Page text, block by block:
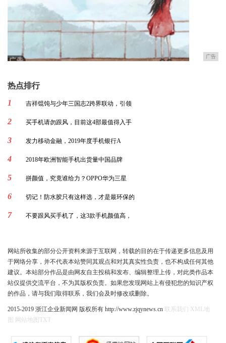
广告
热点排行
1
吉祥馄饨与少年三国志2跨界联动，引领
2 买手机请勿跟风，目前这4部最值得入手
3 发力移动金融，2019年度手机银行A
4 2018年欧洲智能手机出货量中国品牌
5 拼颜值，究竟谁给力？OPPO华为三星
6 切记！防水胶只有这样选，才是最环保的
7 不要跟风买手机了，这3款手机颜值高，
网站所收集的部分公开资料来源于互联网，转载的目的在于传递更多信息及用
于网络分享，并不代表本站赞同其观点和对其真实性负责，也不构成任何其他
建议。本站部分作品是由网友自主投稿和发布、编辑整理上传，对此类作品本
站仅提供交流平台，不为其版权负责。如果您发现网站上有侵犯您的知识产权
的作品，请与我们取得联系，我们会及时修改或删除。
2015-2019 浙江企业新闻网 版权所有 http://www.zjqynews.cn 联系我们
XML地
图
网站地图 TXT